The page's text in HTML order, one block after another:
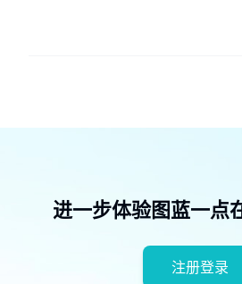
进一步体验图蓝一点
注册登录